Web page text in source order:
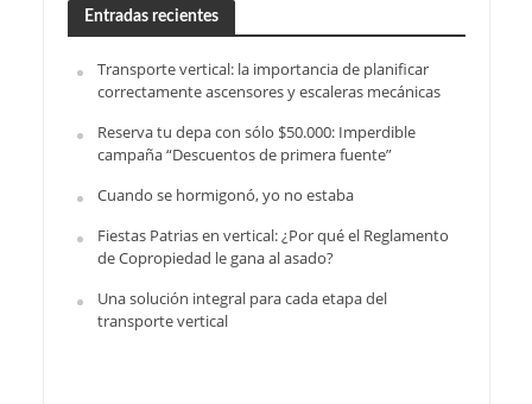
Entradas recientes
Transporte vertical: la importancia de planificar
correctamente ascensores y escaleras mecánicas
Reserva tu depa con sólo $50.000: Imperdible
campaña “Descuentos de primera fuente”
Cuando se hormigonó, yo no estaba
Fiestas Patrias en vertical: ¿Por qué el Reglamento
de Copropiedad le gana al asado?
Una solución integral para cada etapa del
transporte vertical